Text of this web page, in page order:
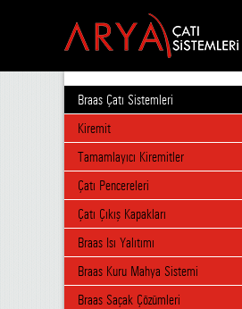
Braas Çatı Sistemleri
Kiremit
Tamamlayıcı Kiremitler
Çatı Pencereleri
Çatı Çıkış Kapakları
Braas Isı Yalıtımı
Braas Kuru Mahya Sistemi
Braas Saçak Çözümleri